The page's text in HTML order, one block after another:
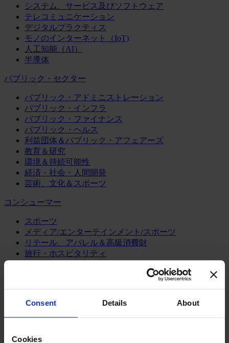
Consent Details About
Cookies
システム、サービス及びソフトウェア
テレコミュニケーション
デジタルプラクティス
モノのインターネット（IoT)
人工知能（AI）
半導体
パブリック・セクター
パブリック・アドミニストレーション
パブリック・インフラ
パブリック・ファイナンス
パブリック・ヘルス
利益団体＆パブリック・アフェアーズ
教育＆研究
環境＆持続可能性
経済・社会・人間開発
芸術、文化＆スポーツ
コンシューマー
スポーツ
メディア/エンターテインメント/スポーツ
リテール、アパレル＆高級消費財
旅行・ホスピタリティ
エネルギー